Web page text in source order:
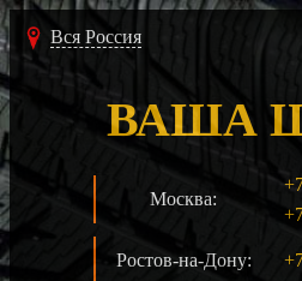
Вся Россия
Москва:
Ростов-на-Дону:
ВАША